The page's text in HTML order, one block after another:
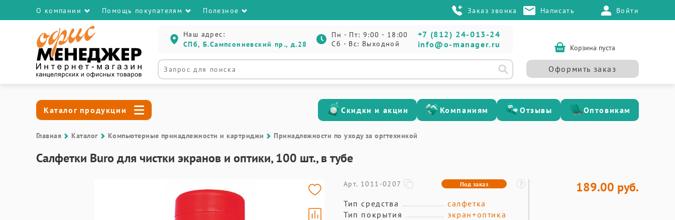
О компании Помощь покупателям Полезное Заказ звонка Написать Войти
Наш адрес:
СПб, Б.Сампсониевский пр., д.28
Пн - Пт: 9:00 - 18:00
Сб - Вс: Выходной
+7 (812) 24-013-24
info@o-manager.ru
Корзина пуста
Оформить заказ
Каталог продукции Скидки и акции Компаниям Отзывы Оптовикам
Главная Каталог Компьютерные принадлежности и картриджи Принадлежности по уходу за оргтехникой
Салфетки Buro для чистки экранов и оптики, 100 шт., в тубе
Арт. 1011-0207 Под заказ
Тип средства
салфетка
Тип покрытия
экран+оптика
189.00 руб.